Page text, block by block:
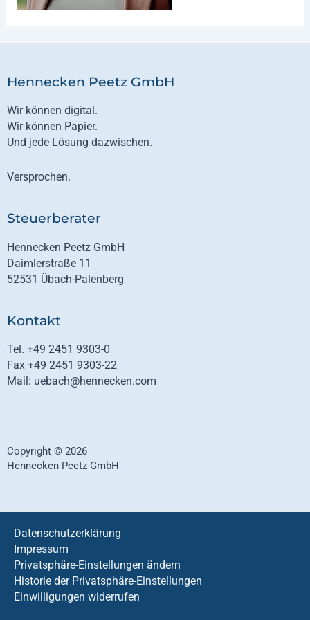
Hennecken Peetz GmbH
Wir können digital.
Wir können Papier.
Und jede Lösung dazwischen.
Versprochen.
Steuerberater
Hennecken Peetz GmbH
Daimlerstraße 11
52531 Übach-Palenberg
Kontakt
Tel. +49 2451 9303-0
Fax +49 2451 9303-22
Mail: uebach@hennecken.com
Copyright © 2026
Hennecken Peetz GmbH
Datenschutzerklärung
Impressum
Privatsphäre-Einstellungen ändern
Historie der Privatsphäre-Einstellungen
Einwilligungen widerrufen